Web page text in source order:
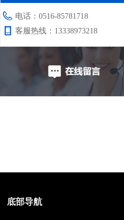
电话： 0516-85781718
客服热线： 13338973218
底部导航